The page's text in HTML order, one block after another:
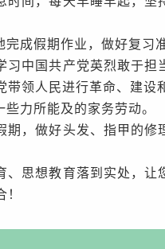
完成假期作业，做好复习
习中国共产党英烈敢于担
领人民进行革命、建设
些力所能及的家务劳动。
期，做好头发、指甲的修
、思想教育落到实处，让